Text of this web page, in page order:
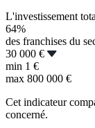
L'investissement
64%
des franchises du
30 000 €
min 1 €
max 800 000 €
Cet indicateur
concerné.